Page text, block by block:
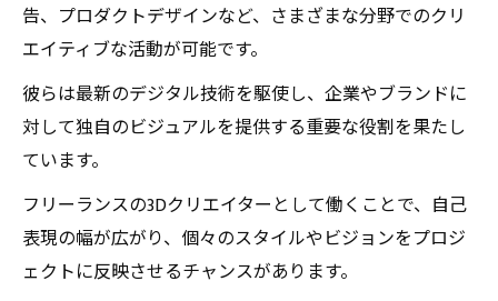
告、プロダクトデザインなど、さまざまな分野でのクリ
エイティブな活動が可能です。
彼らは最新のデジタル技術を駆使し、企業やブランドに
対して独自のビジュアルを提供する重要な役割を果たし
ています。
フリーランスの3Dクリエイターとして働くことで、自己
表現の幅が広がり、個々のスタイルやビジョンをプロジ
ェクトに反映させるチャンスがあります。